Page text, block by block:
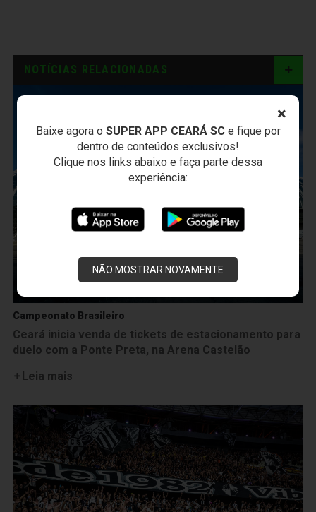
×
Baixe agora o SUPER APP CEARÁ SCe fique por
dentro de conteúdos exclusivos!
Clique nos links abaixo e faça parte dessa
experiência:
NÃO MOSTRAR NOVAMENTE
NOTÍCIAS RELACIONADAS
Campeonato Brasileiro
Ceará inicia venda de tickets de estacionamento para
duelo com a Ponte Preta, na Arena Castelão
Leia mais